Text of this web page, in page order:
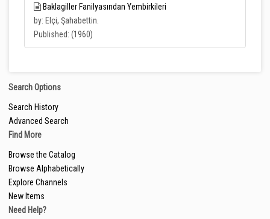
Baklagiller Fanilyasından Yembirkileri
by: Elçi, Şahabettin.
Published: (1960)
Search Options
Search History
Advanced Search
Find More
Browse the Catalog
Browse Alphabetically
Explore Channels
New Items
Need Help?